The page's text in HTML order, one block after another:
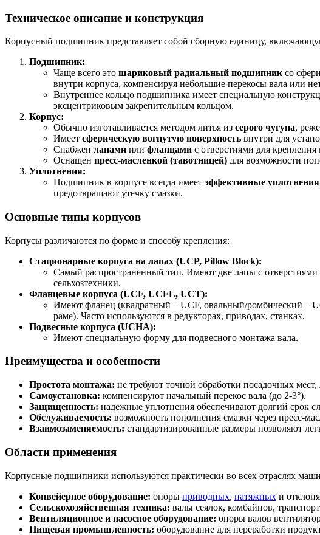
Техническое описание и конструкция
Корпусный подшипник представляет собой сборную единицу,
Подшипник:
Чаще всего это шариковый радиальный подшипник со
внутри корпуса, компенсируя небольшие перекосы вала или
Внутреннее кольцо подшипника имеет специальную
эксцентриковым закрепительным кольцом.
Корпус:
Обычно изготавливается методом литья из серого чугуна,
Имеет сферическую вогнутую поверхность внутри для
Снабжен лапами или фланцами с отверстиями для
Оснащен пресс-масленкой (тавотницей) для возможности
Уплотнения:
Подшипник в корпусе всегда имеет эффективные уплотнения
предотвращают утечку смазки.
Основные типы корпусов
Корпусы различаются по форме и способу крепления:
Стационарные корпуса на лапах (UCP, Pillow Block):
Самый распространенный тип. Имеют две лапы с отверстиями
сельхозтехники.
Фланцевые корпуса (UCF, UCFL, UCT):
Имеют фланец (квадратный – UCF, овальный/ромбический –
раме). Часто используются в редукторах, приводах, станках.
Подвесные корпуса (UCHA):
Имеют специальную форму для подвесного монтажа вала.
Преимущества и особенности
Простота монтажа: не требуют точной обработки посадочных мест,
Самоустановка: компенсируют начальный перекос вала (до 2-3°).
Защищенность: надежные уплотнения обеспечивают долгий срок
Обслуживаемость: возможность пополнения смазки через пресс-
Взаимозаменяемость: стандартизированные размеры позволяют
Области применения
Корпусные подшипники используются практически во всех отраслях
Конвейерное оборудование: опоры приводных, натяжных и
Сельскохозяйственная техника: валы сеялок, комбайнов,
Вентиляционное и насосное оборудование: опоры валов
Пищевая промышленность: оборудование для переработки